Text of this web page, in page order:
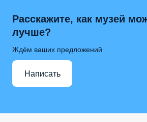
Расскажите, как музей
лучше?
Ждём ваших предложений
Написать